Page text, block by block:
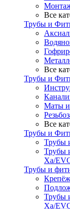
Все
Трубы и
Все
Трубы и
Маты и
Все
Трубы и
Трубы
Трубы
Xa/
Трубы и
Трубы
Xa/